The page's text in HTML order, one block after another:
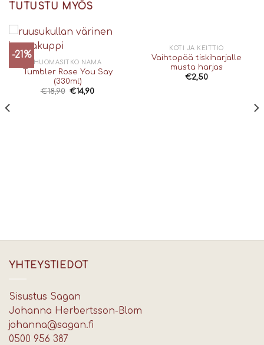
TUTUSTU MYÖS
-21%
HUOMASITKO NÄMÄ
Tumbler Rose You Say
(330ml)
€18,90 €14,90
VARASTO LOPPU
KOTI JA KEITTIÖ
Vaihtopää tiskiharjalle
musta harjas
€2,50
YHTEYSTIEDOT
Sisustus Sagan
Johanna Herbertsson-Blom
johanna@sagan.fi
0500 956 387